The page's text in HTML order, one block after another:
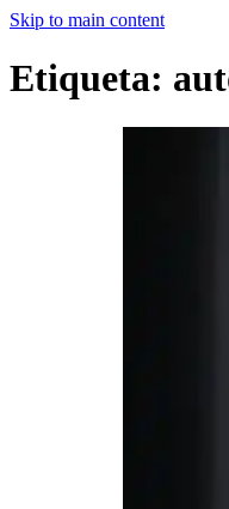
Skip to main content
Etiqueta: